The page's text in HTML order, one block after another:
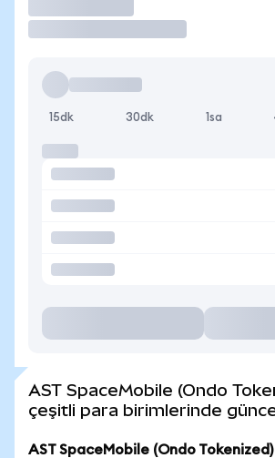
15dk 30dk 1sa
AST SpaceMobile (Ondo
çeşitli para birimlerinde
AST SpaceMobile (Ondo